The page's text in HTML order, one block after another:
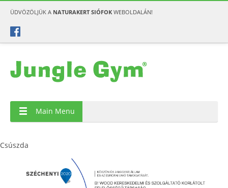
ÜDVÖZÖLJÜK A NATURAKERT SIÓFOK WEBOLDALÁN!
Main Menu
Csúszda